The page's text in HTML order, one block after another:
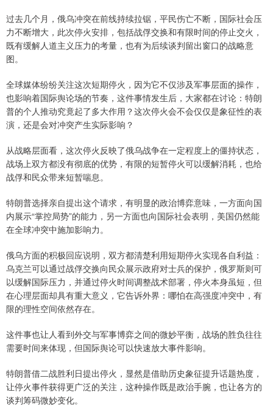
过去几个月，俄乌冲突在前线持续拉锯，平民伤亡不断，国际社会压
力不断增大，此次停火安排，包括战俘交换和有限时间的停止交火，
既有缓解人道主义压力的考量，也有为后续谈判留出窗口的战略意
图。
全球媒体纷纷关注这次短期停火，因为它不仅涉及军事层面的操作，
也影响着国际舆论场的节奏，这件事情发生后，大家都在讨论：特朗
普的个人推动究竟起了多大作用？这次停火会不会仅仅是象征性的表
演，还是会对冲突产生实际影响？
从战略层面看，这次停火反映了俄乌战争在一定程度上的僵持状态，
战场上双方都没有彻底的优势，有限的短暂停火可以缓解消耗，也给
战俘和民众带来短暂喘息。
特朗普选择亲自提出这个请求，有明显的政治博弈意味，一方面向国
内展示“掌控局势”的能力，另一方面也向国际社会表明，美国仍然能
在全球冲突中施加影响力。
俄乌方面的积极回应说明，双方都清楚利用短期停火实现各自利益：
乌克兰可以通过战俘交换向民众展示政府对士兵的保护，俄罗斯则可
以缓解国际压力，并通过停火时间调整战术部署，停火本身虽短，但
在心理层面却具有重大意义，它告诉外界：哪怕在高强度冲突中，有
限的理性空间依然存在。
这件事也让人看到外交与军事博弈之间的微妙平衡，战场的胜负往往
需要时间来体现，但国际舆论可以快速放大事件影响。
特朗普借二战胜利日提出停火，显然是借助历史象征提升话题热度，
让停火事件获得更广泛的关注，这种操作既是政治手腕，也让各方的
谈判筹码微妙变化。